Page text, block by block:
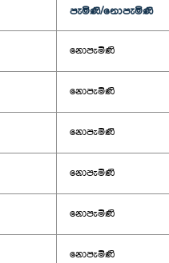
පැමිණි/නොපැමිණි
නොපැමිණි
නොපැමිණි
නොපැමිණි
නොපැමිණි
නොපැමිණි
නොපැමිණි